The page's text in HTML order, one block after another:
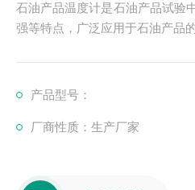
石油产品温度计是石油产品试验
强等特点，广泛应用于石油产品
产品型号：
厂商性质：生产厂家